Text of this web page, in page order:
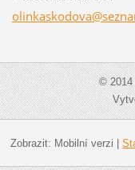
olinkaskodova@se
© 2014
Zobrazit: Mobilní verzi